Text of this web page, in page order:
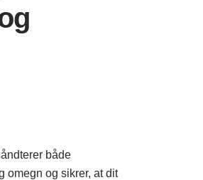
både
omegn og sikrer, at dit